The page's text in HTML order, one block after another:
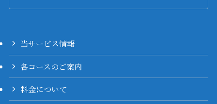
当サービス情報
各コースのご案内
料金について